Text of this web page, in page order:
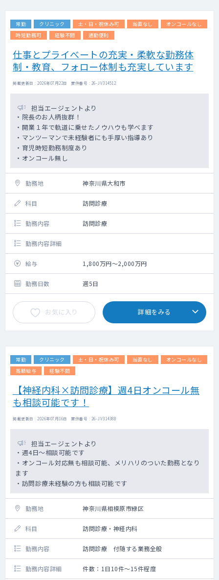
常勤 クリニック 土・日・祝休み可 当直なし
オンコールなし
時短勤務可
経験不問 通勤便利
仕事とプライべートの充実・柔軟な勤務体
制・教育、フォロー体制も充実しています
掲載更新日 : 2026年07月22日 案件番号 : 26-JV314512
担当エージェントより
・院長のお人柄抜群！
・開業１年で軌道に乗せたノウハウも学べます
・マンツーマンで未経験者にも手厚い指導あり
・育児時短勤務制度あり
・オンコール無し
勤務地 神奈川県大和市
科目 訪問診療
勤務内容 訪問診療
勤務内容詳細
給与 1,800万円～2,000万円
勤務日数 週5日
お気に入り 詳細をみる
常勤 クリニック 土・日・祝休み可 当直なし
オンコールなし
高額給与
経験不問
【神経内科×訪問診療】週4日オンコール無
も相談可能です！
掲載更新日 : 2026年07月16日 案件番号 : 26-JV314388
担当エージェントより
・週4日～相談可能です
・オンコール対応無も相談可能、メリハリのついた勤務となり
ます
・訪問診療未経験の方も相談可能です
勤務地 神奈川県相模原市緑区
科目 訪問診療・神経内科
勤務内容 訪問診療 付随する業務全般
勤務内容詳細 件数：1日10件～15件程度